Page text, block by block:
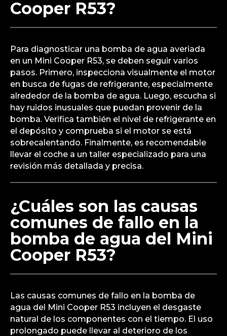
Cooper R53?
Para diagnosticar una bomba de agua averiada
en un Mini Cooper R53, se deben seguir varios
pasos. Primero, inspecciona visualmente el motor
en busca de fugas de refrigerante, especialmente
alrededor de la bomba de agua. Luego, escucha si
hay ruidos inusuales que puedan provenir de la
bomba. Verifica también el nivel de refrigerante en
el depósito y comprueba si el motor se está
sobrecalentando. Finalmente, es recomendable
llevar el coche a un taller especializado para una
revisión más detallada y precisa.
¿Cuáles son las causas
comunes de fallo en la
bomba de agua del Mini
Cooper R53?
Las causas comunes de fallo en la bomba de
agua del Mini Cooper R53 incluyen el desgaste
natural de los componentes con el tiempo. El uso
prolongado puede llevar al deterioro de los